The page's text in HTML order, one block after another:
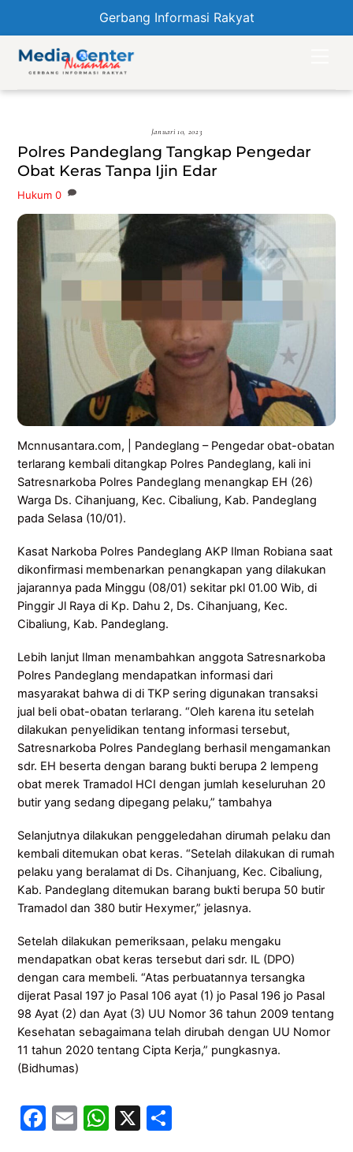
Gerbang Informasi Rakyat
content
Januari 10, 2023
Polres Pandeglang Tangkap Pengedar
Obat Keras Tanpa Ijin Edar
Hukum 0
Mcnnusantara.com, | Pandeglang – Pengedar obat-obatan
terlarang kembali ditangkap Polres Pandeglang, kali ini
Satresnarkoba Polres Pandeglang menangkap EH (26)
Warga Ds. Cihanjuang, Kec. Cibaliung, Kab. Pandeglang
pada Selasa (10/01).
Kasat Narkoba Polres Pandeglang AKP Ilman Robiana saat
dikonfirmasi membenarkan penangkapan yang dilakukan
jajarannya pada Minggu (08/01) sekitar pkl 01.00 Wib, di
Pinggir Jl Raya di Kp. Dahu 2, Ds. Cihanjuang, Kec.
Cibaliung, Kab. Pandeglang.
Lebih lanjut Ilman menambahkan anggota Satresnarkoba
Polres Pandeglang mendapatkan informasi dari
masyarakat bahwa di di TKP sering digunakan transaksi
jual beli obat-obatan terlarang. “Oleh karena itu setelah
dilakukan penyelidikan tentang informasi tersebut,
Satresnarkoba Polres Pandeglang berhasil mengamankan
sdr. EH beserta dengan barang bukti berupa 2 lempeng
obat merek Tramadol HCI dengan jumlah keseluruhan 20
butir yang sedang dipegang pelaku,” tambahya
Selanjutnya dilakukan penggeledahan dirumah pelaku dan
kembali ditemukan obat keras. “Setelah dilakukan di rumah
pelaku yang beralamat di Ds. Cihanjuang, Kec. Cibaliung,
Kab. Pandeglang ditemukan barang bukti berupa 50 butir
Tramadol dan 380 butir Hexymer,” jelasnya.
Setelah dilakukan pemeriksaan, pelaku mengaku
mendapatkan obat keras tersebut dari sdr. IL (DPO)
dengan cara membeli. “Atas perbuatannya tersangka
dijerat Pasal 197 jo Pasal 106 ayat (1) jo Pasal 196 jo Pasal
98 Ayat (2) dan Ayat (3) UU Nomor 36 tahun 2009 tentang
Kesehatan sebagaimana telah dirubah dengan UU Nomor
11 tahun 2020 tentang Cipta Kerja,” pungkasnya.
(Bidhumas)
F
E
W X